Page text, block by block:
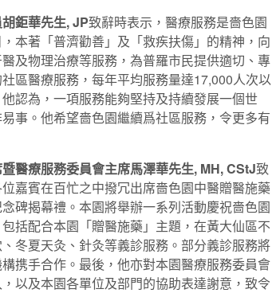
鉅華先生, JP致辭時表示，醫療服務是嗇色園
本著「普濟勸善」及「救疾扶傷」的精神，向
及物理治療等服務，為普羅市民提供適切、專
區醫療服務，每年平均服務量達17,000人次以
認為，一項服務能夠堅持及持續發展一個世
事。他希望嗇色園繼續爲社區服務，令更多有
醫療服務委員會主席馬澤華先生, MH, CStJ致
嘉賓在百忙之中撥冗出席嗇色園中醫贈醫施藥
碑揭幕禮。本園將舉辦一系列活動慶祝嗇色園
括配合本園「贈醫施藥」主題，在黃大仙區不
冬夏天灸、針灸等義診服務。部分義診服務將
携手合作。最後，他亦對本園醫療服務委員會
以及本園各單位及部門的協助表達謝意，致令